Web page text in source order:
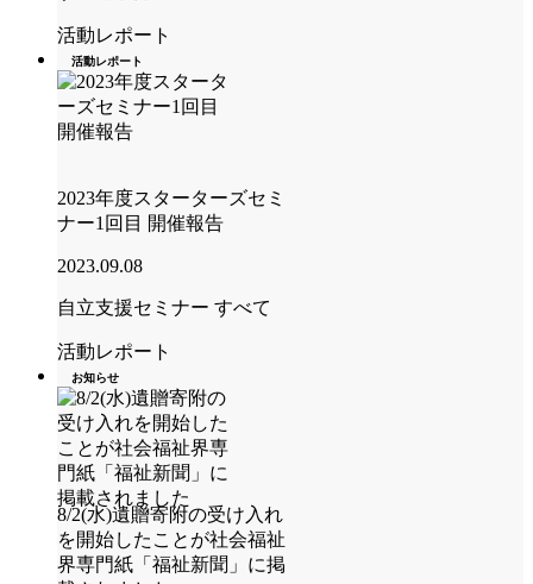
活動レポート
活動レポート
2023年度スターターズセミ
ナー1回目 開催報告
2023.09.08
自立支援セミナー すべて
活動レポート
お知らせ
8/2(水)遺贈寄附の受け入れ
を開始したことが社会福祉
界専門紙「福祉新聞」に掲